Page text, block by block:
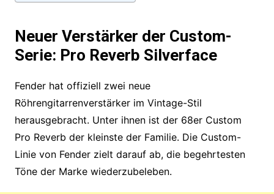
Neuer Verstärker der Custom-
Serie: Pro Reverb Silverface
Fender hat offiziell zwei neue
Röhrengitarrenverstärker im Vintage-Stil
herausgebracht. Unter ihnen ist der 68er Custom
Pro Reverb der kleinste der Familie. Die Custom-
Linie von Fender zielt darauf ab, die begehrtesten
Töne der Marke wiederzubeleben.